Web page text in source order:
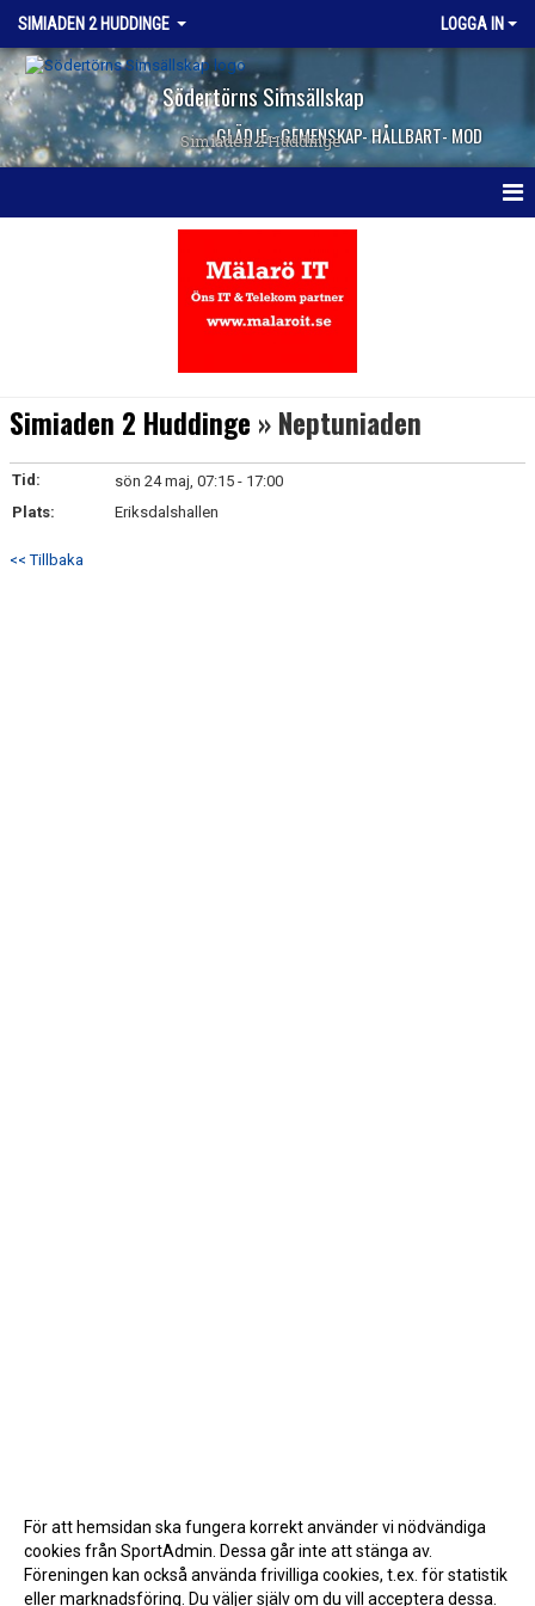
SIMIADEN 2 HUDDINGE LOGGA IN
Södertörns Simsällskap
GLÄDJE - GEMENSKAP- HÅLLBART- MOD
Simiaden 2 Huddinge
Simiaden 2 Huddinge » Neptuniaden
Tid:
sön 24 maj, 07:15 - 17:00
Plats:
Eriksdalshallen
<< Tillbaka
För att hemsidan ska fungera korrekt använder vi nödvändiga
cookies från SportAdmin. Dessa går inte att stänga av.
Föreningen kan också använda frivilliga cookies, t.ex. för statistik
eller marknadsföring. Du väljer själv om du vill acceptera dessa.